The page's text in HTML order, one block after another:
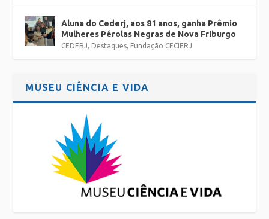
Aluna do Cederj, aos 81 anos, ganha Prêmio
Mulheres Pérolas Negras de Nova Friburgo
CEDERJ, Destaques, Fundação CECIERJ
MUSEU CIÊNCIA E VIDA